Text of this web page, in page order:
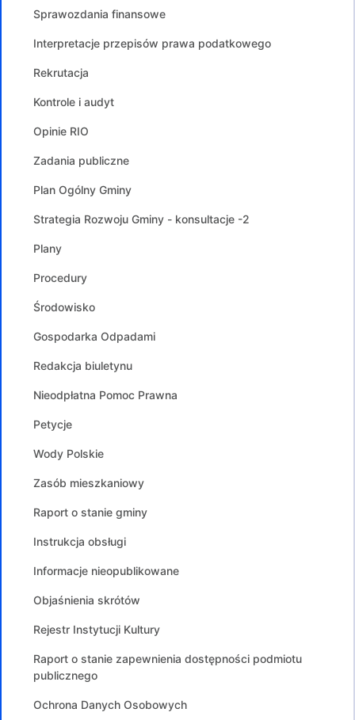
Sprawozdania finansowe
Interpretacje przepisów prawa podatkowego
Rekrutacja
Kontrole i audyt
Opinie RIO
Zadania publiczne
Plan Ogólny Gminy
Strategia Rozwoju Gminy - konsultacje -2
Plany
Procedury
Środowisko
Gospodarka Odpadami
Redakcja biuletynu
Nieodpłatna Pomoc Prawna
Petycje
Wody Polskie
Zasób mieszkaniowy
Raport o stanie gminy
Instrukcja obsługi
Informacje nieopublikowane
Objaśnienia skrótów
Rejestr Instytucji Kultury
Raport o stanie zapewnienia dostępności podmiotu
publicznego
Ochrona Danych Osobowych